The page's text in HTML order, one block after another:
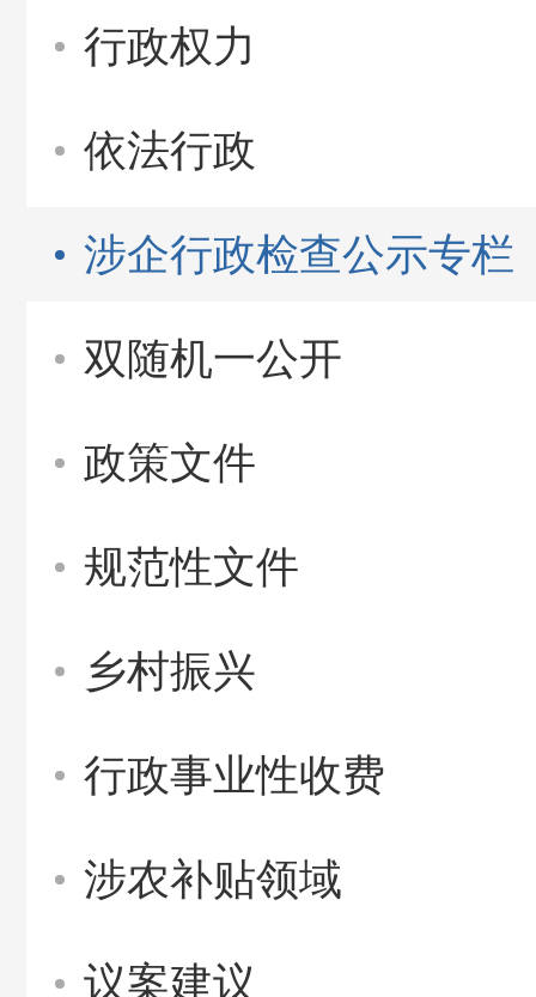
行政权力
依法行政
涉企行政检查公示专栏
双随机一公开
政策文件
规范性文件
乡村振兴
行政事业性收费
涉农补贴领域
议案建议